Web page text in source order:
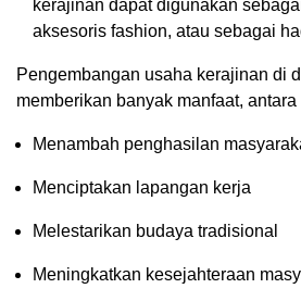
kerajinan dapat digunakan
aksesoris fashion, atau sebagai
Pengembangan usaha kerajinan di
memberikan banyak manfaat, antara
Menambah penghasilan
Menciptakan lapangan kerja
Melestarikan budaya tradisional
Meningkatkan kesejahteraan